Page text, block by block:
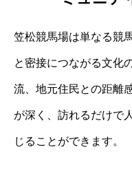
笠松競馬場は単なる競
と密接につながる文化
流、地元住民との距離
が深く、訪れるだけで
じることができます。